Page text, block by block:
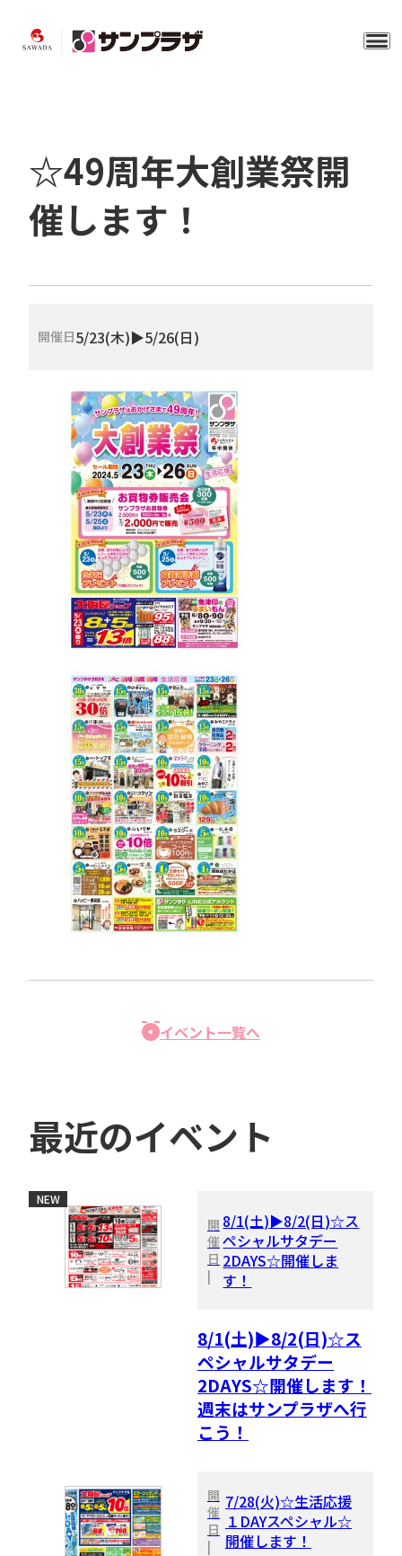
☆49周年大創業祭開
催します！
開催日5/23(木)▶5/26(日)
イベント一覧へ
最近のイベント
NEW
開
催
日
|
8/1(土)▶8/2(日)☆ス
ペシャルサタデー
2DAYS☆開催しま
す！
8/1(土)▶8/2(日)☆ス
ペシャルサタデー
2DAYS☆開催します！
週末はサンプラザへ行
こう！
開
催
日
|
7/28(火)☆生活応援
１DAYスペシャル☆
開催します！